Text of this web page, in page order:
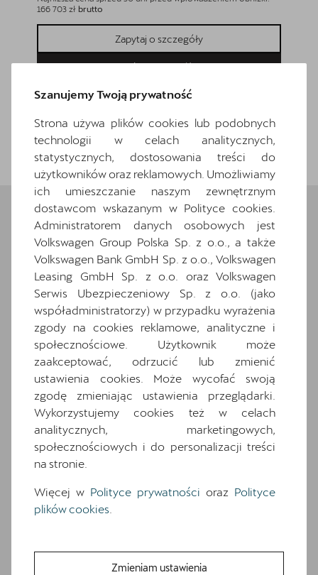
166 703 zł brutto
Zapytaj o szczegóły
Pokaż szczegóły
Wróć do listy
Wybrane elementy
wyposażenia
Ten samochód bazuje na wersjiFormentor .
Zapoznaj się z wybranymi elementami jego
wyposażenia. O pełną specyfikację zapytaj
dealera.
Wyposażenie standardowe
Wyposażenie dodatkowe i pakiety
18-calowe felgi aluminiowe TEMPEST w
kolorze srebrnym
6 głośników
boczne, 2 kurtyny powietrzne, poduszka
centralna)
Czujniki parkowania z przodu i z tyłu
Szanujemy Twoją prywatność
Strona używa plików cookies lub podobnych
technologii w celach analitycznych,
statystycznych, dostosowania treści do
użytkowników oraz reklamowych. Umożliwiamy
ich umieszczanie naszym zewnętrznym
dostawcom wskazanym w Polityce cookies.
Administratorem danych osobowych jest
Volkswagen Group Polska Sp. z o.o., a także
Volkswagen Bank GmbH Sp. z o.o., Volkswagen
Leasing GmbH Sp. z o.o. oraz Volkswagen
Serwis Ubezpieczeniowy Sp. z o.o. (jako
współadministratorzy) w przypadku wyrażenia
zgody na cookies reklamowe, analityczne i
społecznościowe. Użytkownik może
zaakceptować, odrzucić lub zmienić
ustawienia cookies. Może wycofać swoją
zgodę zmieniając ustawienia przeglądarki.
Wykorzystujemy cookies też w celach
analitycznych, marketingowych,
społecznościowych i do personalizacji treści
na stronie.
Więcej w Polityce prywatności oraz Polityce
plików cookies
Zmieniam ustawienia